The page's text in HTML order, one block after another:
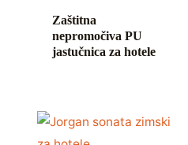
Zaštitna
nepromočiva PU
jastučnica za hotele